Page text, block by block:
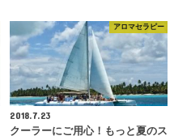
アロマセラピー
2018.7.23
クーラーにご用心！もっと夏のス